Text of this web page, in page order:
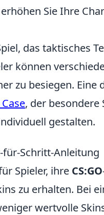
Sie Ihre
das taktisches
können
zu besiegen. Eine
, der besondere
gestalten.
für-Schritt-Anleitung
Spieler, ihre CS:GO
zu erhalten. Bei
wertvolle